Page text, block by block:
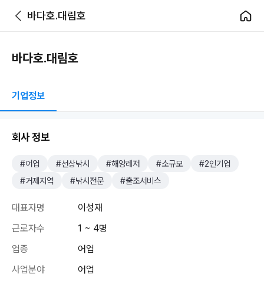
바다호.대림호
바다호.대림호
기업정보
회사 정보
#어업 #선상낚시 #해양레저 #소규모
#2인기업
#거제지역
#낚시전문 #출조서비스
대표자명
이성재
근로자수
1 ~ 4명
업종
어업
사업분야
어업